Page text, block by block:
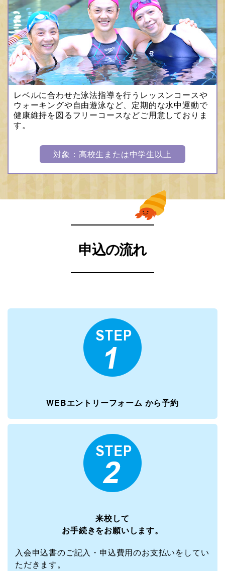
レベルに合わせた泳法指導を行うレッスンコースや
ウォーキングや自由遊泳など、定期的な水中運動で
健康維持を図るフリーコースなどご用意しておりま
す。
対象：高校生または中学生以上
申込の流れ
WEBエントリーフォーム から予約
来校して
お手続きをお願いします。
入会申込書のご記入・申込費用のお支払いをしてい
ただきます。